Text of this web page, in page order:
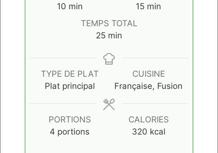
10minutes
min
15minutes
min
TEMPS TOTAL
25minutes
min
TYPE DE PLAT
Plat principal
CUISINE
Française, Fusion
PORTIONS
4 portions
CALORIES
320 kcal